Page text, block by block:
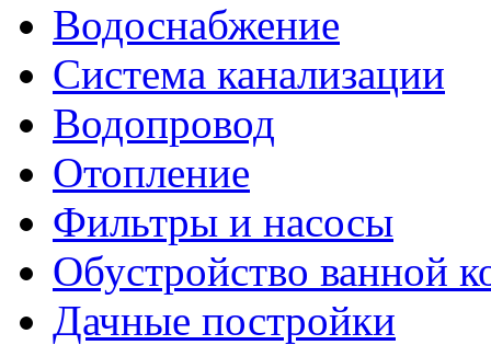
Водоснабжение
Система канализации
Водопровод
Отопление
Фильтры и насосы
Обустройство ванной
Дачные постройки